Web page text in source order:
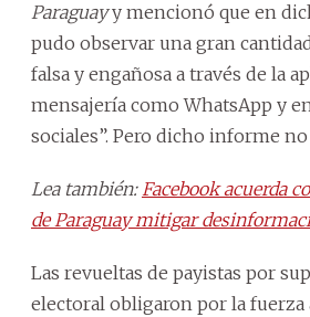
Paraguayy mencionó que en
pudo observar una gran
falsa y engañosa a través de la
mensajería como WhatsApp y
sociales”. Pero dicho informe
Lea también:Facebook acuerda
de Paraguay mitigar
Las revueltas de payistas por
electoral obligaron por la fuerza